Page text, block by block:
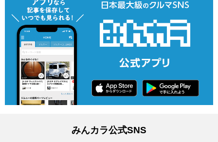
みんカラ公式SNS